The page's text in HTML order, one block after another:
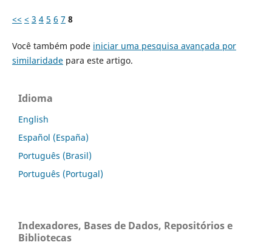
<< < 3 4 5 6 7 8
Você também pode iniciar uma pesquisa avançada por
similaridadepara este artigo.
Idioma
English
Español (España)
Português (Brasil)
Português (Portugal)
Indexadores, Bases de Dados, Repositórios e
Bibliotecas